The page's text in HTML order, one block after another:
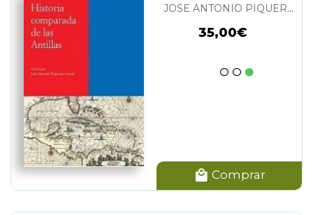
JOSE ANTONIO PIQUERAS ARENAS
35,00€
Comprar